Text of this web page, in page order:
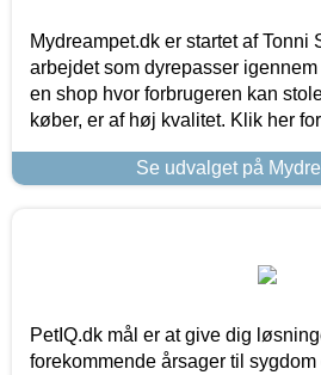
Mydreampet.dk er startet af Tonni
arbejdet som dyrepasser
en shop hvor forbrugeren kan
køber, er af høj kvalitet. Klik her
Se udvalget på
PetIQ.dk mål er at give dig
forekommende årsager til